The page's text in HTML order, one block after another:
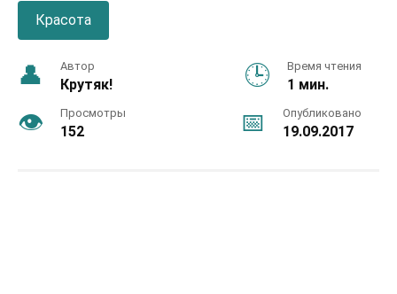
Красота
Автор
Крутяк!
Время чтения
1 мин.
Просмотры
152
Опубликовано
19.09.2017